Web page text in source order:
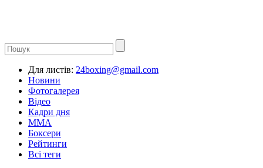
Для листів: 24boxing@gmail.com
Новини
Фотогалерея
Відео
Кадри дня
ММА
Боксери
Рейтинги
Всі теги